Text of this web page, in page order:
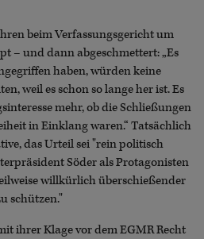
beim Verfassungsgericht um
– und dann abgeschmettert: „Es
haben, würden keine
weil es schon so lange her ist. Es
mehr, ob die Schließungen
in Einklang waren.“ Tatsächlich
das Urteil sei "rein politisch
Söder als Protagonisten
willkürlich überschießender
schützen."
ihrer Klage vor dem EGMR Recht